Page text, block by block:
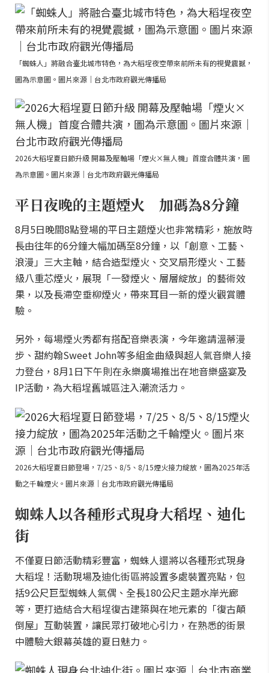
「蜘蛛人」將融合臺北城市特色，為大稻埕夜空帶來前所未有的視覺震撼，
圖為示意圖。圖片來源｜台北市政府觀光傳播局
2026大稻埕夏日節升級 開幕及壓軸場「煙火×無人機」首度合體共演，圖
為示意圖。圖片來源｜台北市政府觀光傳播局
平日夜晚的主題煙火 加碼為8分鐘
8月5日晚間8點登場的平日主題煙火也非常精彩，施放時
長由往年的6分鐘大幅加碼至8分鐘，以「創意、工藝、
浪漫」三大主軸，結合造型煙火、交叉扇形煙火、工藝
級八重芯煙火，展現「一發煙火、層層綻放」的藝術效
果，以及長滯空垂柳煙火，帶來耳目一新的煙火觀賞體
驗。
另外，每場煙火秀都有搭配音樂表演，今年邀請溫蒂漫
步、甜約翰Sweet John等多組金曲級與超人氣音樂人接
力登台，8月1日下午則在永樂廣場推出在地音樂盛宴及
IP活動，為大稻埕舊城區注入潮流活力。
2026大稻埕夏日節登場，7/25、8/5、8/15煙火接力綻放，圖為2025年活
動之千輪煙火。圖片來源｜台北市政府觀光傳播局
蜘蛛人以各種形式現身大稻埕、迪化
街
不僅夏日節活動精彩豐富，蜘蛛人還將以各種形式現身
大稻埕！活動現場及迪化街區將設置多處裝置亮點，包
括9公尺巨型蜘蛛人氣偶、全長180公尺主題水岸光廊
等，更打造結合大稻埕復古建築與在地元素的「復古顛
倒屋」互動裝置，讓民眾打破地心引力，在熟悉的街景
中體驗大銀幕英雄的夏日魅力。